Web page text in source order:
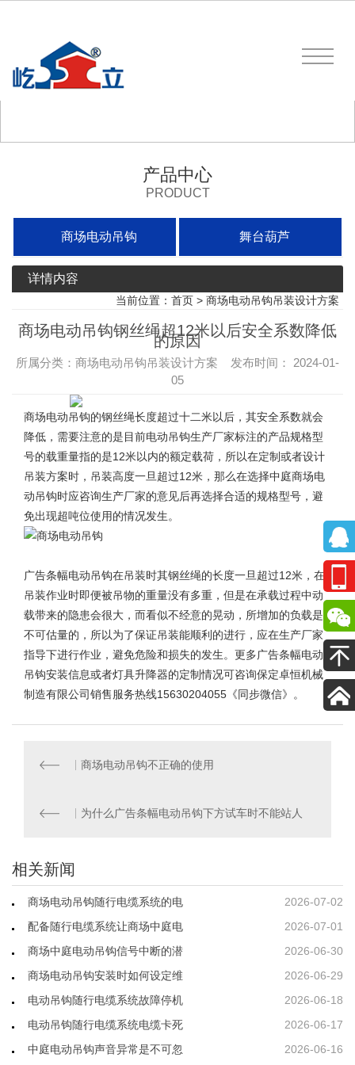
产品中心
PRODUCT
商场电动吊钩 舞台葫芦
详情内容
当前位置： 首页 > 商场电动吊钩吊装设计方案
商场电动吊钩钢丝绳超12米以后安全系数降低
的原因
所属分类：商场电动吊钩吊装设计方案 发布时间： 2024-01-
05
商场电动吊钩的钢丝绳长度超过十二米以后，其安全系数就会
降低，需要注意的是目前电动吊钩生产厂家标注的产品规格型
号的载重量指的是12米以内的额定载荷，所以在定制或者设计
吊装方案时，吊装高度一旦超过12米，那么在选择中庭商场电
动吊钩时应咨询生产厂家的意见后再选择合适的规格型号，避
免出现超吨位使用的情况发生。
广告条幅电动吊钩在吊装时其钢丝绳的长度一旦超过12米，在
吊装作业时即便被吊物的重量没有多重，但是在承载过程中动
载带来的隐患会很大，而看似不经意的晃动，所增加的负载是
不可估量的，所以为了保证吊装能顺利的进行，应在生产厂家
指导下进行作业，避免危险和损失的发生。更多广告条幅电动
吊钩安装信息或者灯具升降器的定制情况可咨询保定卓恒机械
制造有限公司销售服务热线15630204055《同步微信》。
商场电动吊钩不正确的使用
为什么广告条幅电动吊钩下方试车时不能站人
相关新闻
2026-07-02
商场电动吊钩随行电缆系统的电
2026-07-01
配备随行电缆系统让商场中庭电
2026-06-30
商场中庭电动吊钩信号中断的潜
2026-06-29
商场电动吊钩安装时如何设定维
2026-06-18
电动吊钩随行电缆系统故障停机
2026-06-17
电动吊钩随行电缆系统电缆卡死
2026-06-16
中庭电动吊钩声音异常是不可忽